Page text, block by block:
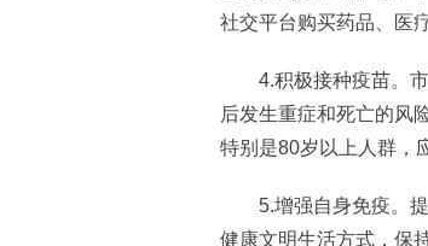
社交平台购买药品、医
4.积极接种疫苗。市
后发生重症和死亡的风
特别是80岁以上人群，
5.增强自身免疫。提
健康文明生活方式，保